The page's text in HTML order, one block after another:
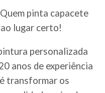
pinta capacete
lugar certo!
personalizada
anos de experiência
transformar os